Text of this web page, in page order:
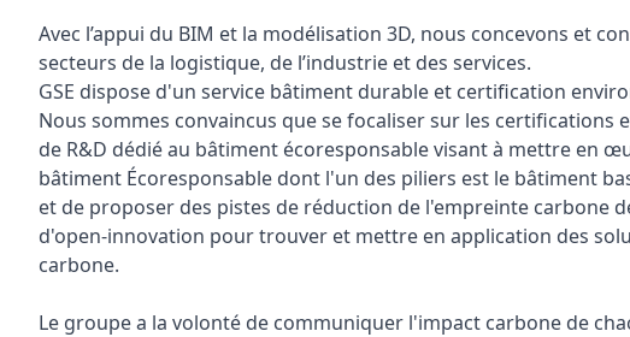
Avec l’appui du BIM et la modélisation 3D, nous concevons et
secteurs de la logistique, de l’industrie et des services.
GSE dispose d'un service bâtiment durable et certification
Nous sommes convaincus que se focaliser sur les certifications
de R&D dédié au bâtiment écoresponsable visant à mettre en
bâtiment Écoresponsable dont l'un des piliers est le bâtiment
et de proposer des pistes de réduction de l'empreinte carbone
d'open-innovation pour trouver et mettre en application des
carbone.
Le groupe a la volonté de communiquer l'impact carbone de